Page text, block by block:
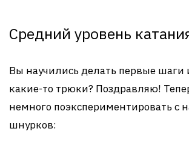
Средний уровень
Вы научились делать первые шаги
какие-то трюки? Поздравляю!
немного поэкспериментировать с
шнурков: